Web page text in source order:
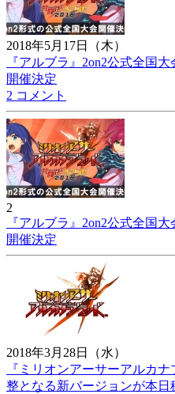
2018年5月17日（木）
『アルブラ』2on2公式全国
開催決定
2 コメント
2
『アルブラ』2on2公式全国
開催決定
2018年3月28日（水）
『ミリオンアーサーアルカ
整となる新バージョンが本日